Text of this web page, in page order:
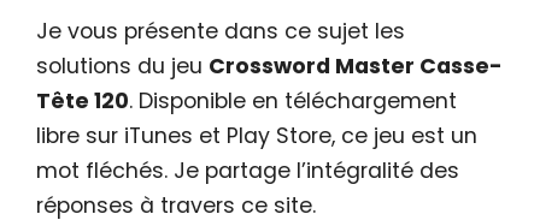
Je vous présente dans ce sujet les
solutions du jeu Crossword Master Casse-
Tête 120. Disponible en téléchargement
libre sur iTunes et Play Store, ce jeu est un
mot fléchés. Je partage l’intégralité des
réponses à travers ce site.